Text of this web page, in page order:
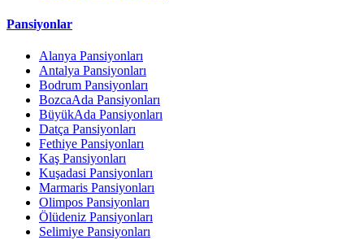
Pansiyonlar
Alanya Pansiyonları
Antalya Pansiyonları
Bodrum Pansiyonları
BozcaAda Pansiyonları
BüyükAda Pansiyonları
Datça Pansiyonları
Fethiye Pansiyonları
Kaş Pansiyonları
Kuşadasi Pansiyonları
Marmaris Pansiyonları
Olimpos Pansiyonları
Ölüdeniz Pansiyonları
Selimiye Pansiyonları